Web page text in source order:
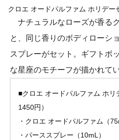
クロエ オードパルファム ホリデー
ナチュラルなローズが香る
と、同じ香りのボディローシ
スプレーがセット。ギフトボ
な星座のモチーフが描かれてい
■クロエ オードパルファム ホ
1450円）
・クロエ オードパルファム（
・パーススプレー（10mL）